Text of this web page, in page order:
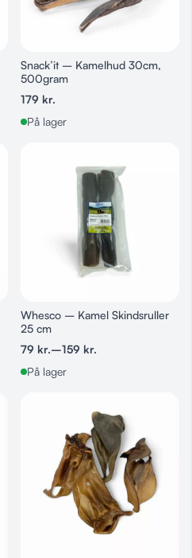
Snack’it – Kamelhud 30cm,
500gram
179 kr.
På lager
Whesco – Kamel Skindsruller
25 cm
79 kr.–159 kr.
På lager